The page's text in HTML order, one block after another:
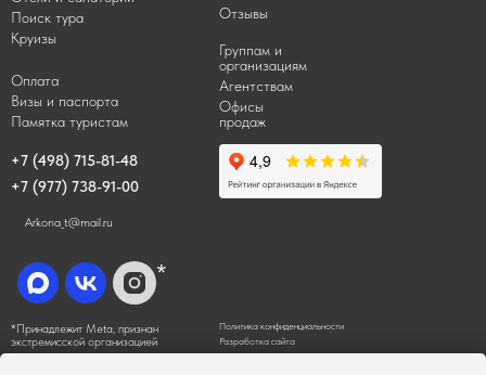
+7 (498) 715-81-48
+7 (977) 738-91-00
Arkona_t@mail.ru
Политика конфиденциальности
Разработка сайта
Круизы
Поиск тура
Оплата
Визы и паспорта
Памятка туристам
Отзывы
Офисы
продаж
Агентствам
Группам и
организациям
*Принадлежит Meta, признан
экстремисской организацией
*